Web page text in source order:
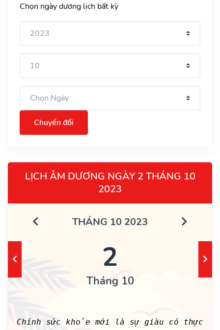
Chọn ngày dương lịch bất kỳ
Chuyển đổi
LỊCH ÂM DƯƠNG NGÀY 2 THÁNG 10
2023
THÁNG 10 2023
2
Tháng 10
Chính sức khỏe mới là sự giàu có thực